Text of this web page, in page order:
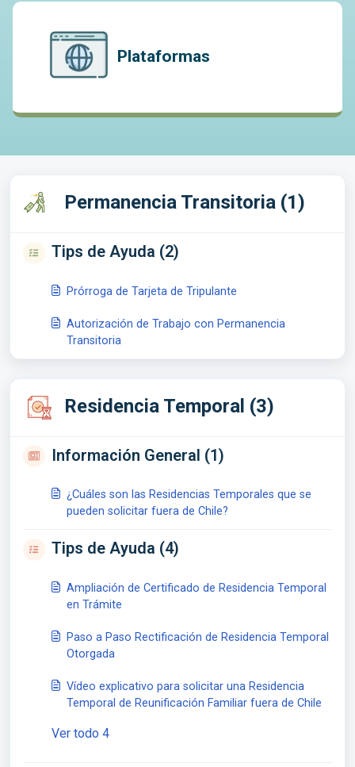
Plataformas
Permanencia Transitoria (1)
Tips de Ayuda (2)
Prórroga de Tarjeta de Tripulante
Autorización de Trabajo con Permanencia
Transitoria
Residencia Temporal (3)
Información General (1)
¿Cuáles son las Residencias Temporales que se
pueden solicitar fuera de Chile?
Tips de Ayuda (4)
Ampliación de Certificado de Residencia Temporal
en Trámite
Paso a Paso Rectificación de Residencia Temporal
Otorgada
Vídeo explicativo para solicitar una Residencia
Temporal de Reunificación Familiar fuera de Chile
Ver todo 4